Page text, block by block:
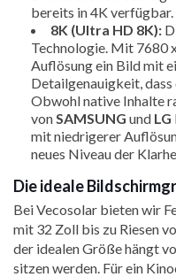
bereits in 4K verfügbar.
8K (Ultra HD 8K):
Technologie. Mit 7680
Auflösung ein Bild mit
Detailgenauigkeit,
Obwohl native Inhalte
vonSAMSUNG und LG
mit niedrigerer
neues Niveau der
Die ideale
Bei Vecosolar bieten wir
mit 32 Zoll bis zu Riesen
der idealen Größe hängt
sitzen werden. Für ein